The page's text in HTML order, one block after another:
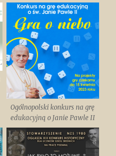
Ogólnopolski konkurs na grę
edukacyjną o Janie Pawle II